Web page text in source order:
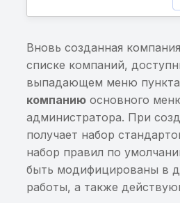
Вновь созданная
списке компаний,
выпадающем меню пункта
компанию основного
администратора. При
получает набор
набор правил по
быть модифицированы в
работы, а также